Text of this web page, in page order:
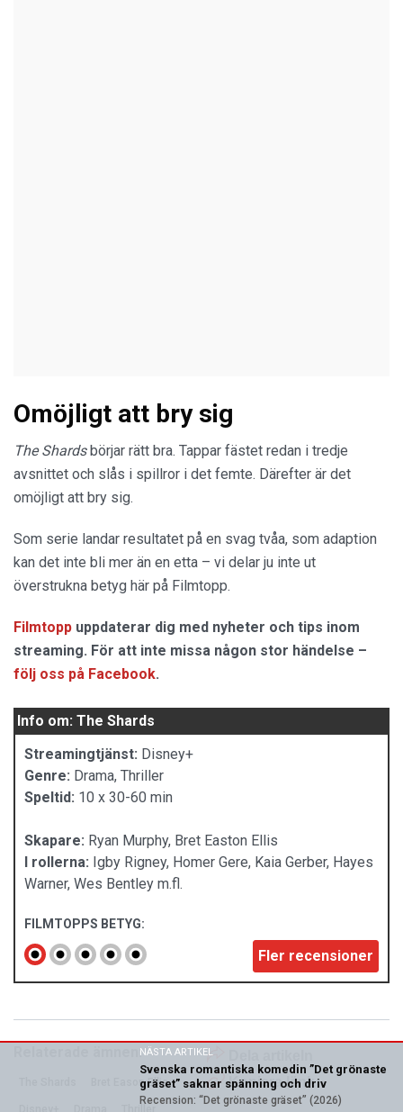
Omöjligt att bry sig
The Shards börjar rätt bra. Tappar fästet redan i tredje
avsnittet och slås i spillror i det femte. Därefter är det
omöjligt att bry sig.
Som serie landar resultatet på en svag tvåa, som adaption
kan det inte bli mer än en etta – vi delar ju inte ut
överstrukna betyg här på Filmtopp.
Filmtopp uppdaterar dig med nyheter och tips inom
streaming. För att inte missa någon stor händelse –
följ oss på Facebook.
Info om: The Shards
Streamingtjänst: Disney+
Genre: Drama, Thriller
Speltid: 10 x 30-60 min
Skapare: Ryan Murphy, Bret Easton Ellis
I rollerna: Igby Rigney, Homer Gere, Kaia Gerber, Hayes
Warner, Wes Bentley m.fl.
FILMTOPPS BETYG:
Fler recensioner
Kopiera länk
Relaterade ämnen:
Bret Eason Ellis
NÄSTA ARTIKEL
Svenska romantiska komedin ”Det grönaste
gräset” saknar spänning och driv
Recension: “Det grönaste gräset” (2026)